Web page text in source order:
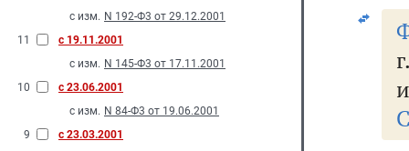
с изм. N 192-Ф3 от 29.12.2001
11
с 19.11.2001
с изм. N 145-Ф3 от 17.11.2001
10
с 23.06.2001
с изм. N 84-Ф3 от 19.06.2001
9
с 23.03.2001